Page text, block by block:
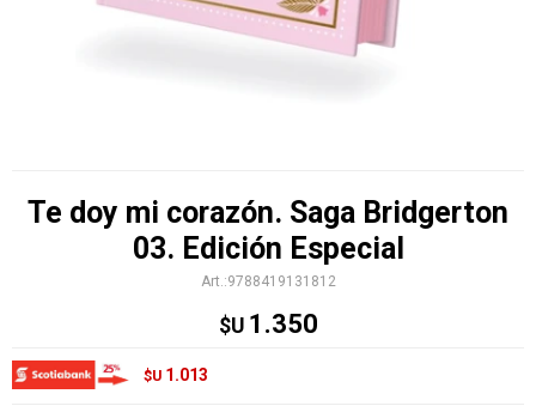
Te doy mi corazón. Saga Bridgerton
03. Edición Especial
9788419131812
$U 1.350
$U 1.013